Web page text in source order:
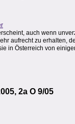
auch wenn
aufrecht zu erhalten,
in Österreich von
2a O 9/05